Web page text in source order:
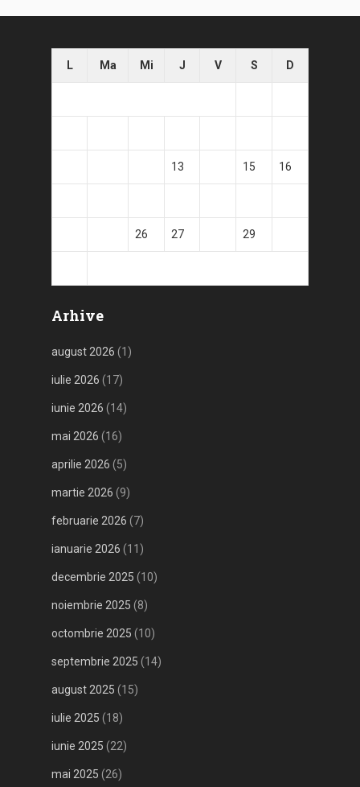
L Ma Mi J V S D
13 15 16
26 27 29
Arhive
august 2026 (1)
iulie 2026 (17)
iunie 2026 (14)
mai 2026 (16)
aprilie 2026 (5)
martie 2026 (9)
februarie 2026 (7)
ianuarie 2026 (11)
decembrie 2025 (10)
noiembrie 2025 (8)
octombrie 2025 (10)
septembrie 2025 (14)
august 2025 (15)
iulie 2025 (18)
iunie 2025 (22)
mai 2025 (26)